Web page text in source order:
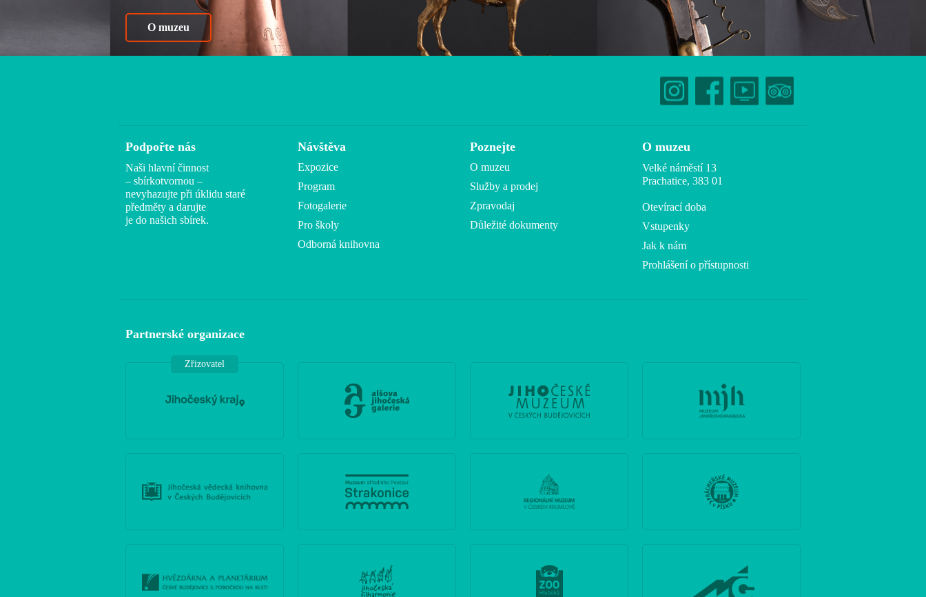
O muzeu
Podpořte nás
Naši hlavní činnost
– sbírkotvornou –
nevyhazujte při úklidu staré
předměty a darujte
je do našich sbírek.
Návštěva
Expozice
Program
Fotogalerie
Pro školy
Odborná knihovna
Poznejte
O muzeu
Služby a prodej
Zpravodaj
Důležité dokumenty
O muzeu
Velké náměstí 13
Prachatice, 383 01
Otevírací doba
Vstupenky
Jak k nám
Prohlášení o přístupnosti
Partnerské organizace
Zřizovatel